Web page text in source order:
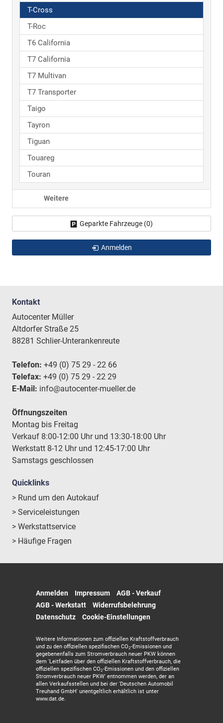
T-Cross
T-Roc
T6 California
T7 California
T7 Multivan
T7 Transporter
Taigo
Tayron
Tiguan
Touareg
Touran
Weitere
Geparkte Fahrzeuge (0)
Anmelden
Kontakt
Autocenter Müller
Altdorfer Straße 25
88281 Schlier-Unterankenreute
Telefon: +49 (0) 75 29 - 22 66
Telefax: +49 (0) 75 29 - 22 29
E-Mail: info@autocenter-mueller.de
Öffnungszeiten
Montag bis Freitag
Verkauf 8:00-12:00 Uhr und 13:30-18:00 Uhr
Werkstatt 8-12 Uhr und 12:45-17:00 Uhr
Samstags geschlossen
Quicklinks
> Rund um den Autokauf
> Serviceleistungen
> Werkstattservice
> Häufige Fragen
Anmelden Impressum
AGB - Verkauf
AGB - Werkstatt
Widerrufsbelehrung
Datenschutz
Cookie-Einstellungen
Weitere Informationen zum offiziellen Kraftstoffverbrauch
und zu den offiziellen spezifischen CO2-Emissionen und
gegebenenfalls zum Stromverbrauch neuer PKW können
dem 'Leitfaden über den offiziellen Kraftstoffverbrauch, die
offiziellen spezifischen CO2-Emissionen und den offiziellen
Stromverbrauch neuer PKW' entnommen werden, der an
allen Verkaufsstellen und bei der 'Deutschen Automobil
Treuhand GmbH' unentgeltlich erhältlich ist unter
www.dat.de.